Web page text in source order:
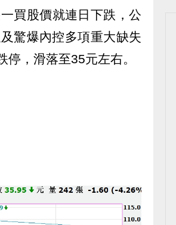
買股價就連日下跌，公
驚爆內控多項重大缺失
，滑落至35元左右。